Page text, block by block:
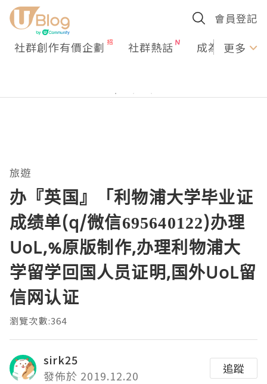
會員登記
社群創作有價企劃 社群熱話 成為U更多
旅遊
办『英国』「利物浦大学毕业证
成绩单(q/微信695640122)办理
UoL,%原版制作,办理利物浦大
学留学回国人员证明,国外UoL留
信网认证
瀏覽次數:364
sirk25
發佈於 2019.12.20
追蹤